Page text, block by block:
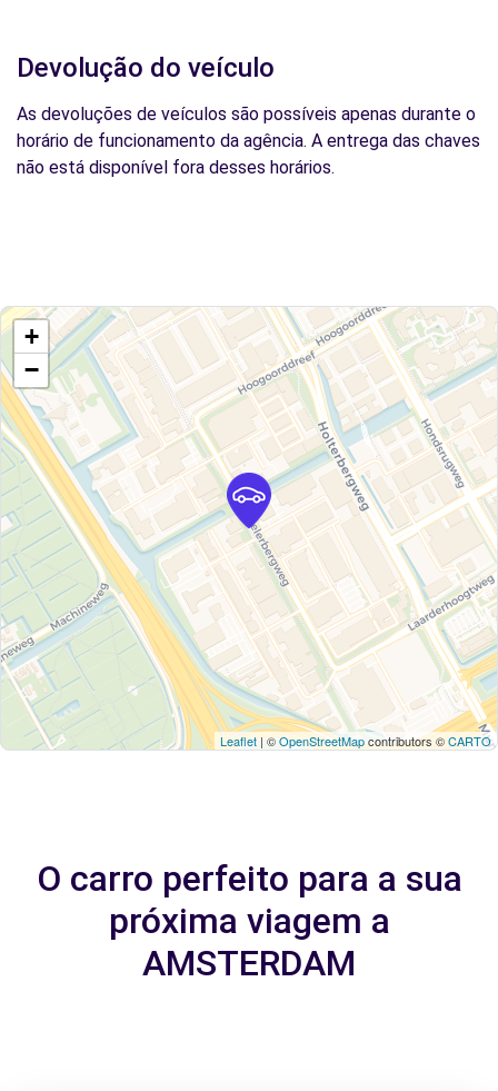
Devolução do veículo
As devoluções de veículos são possíveis apenas durante o
horário de funcionamento da agência. A entrega das chaves
não está disponível fora desses horários.
+
−
Leaflet| ©OpenStreetMapcontributors ©CARTO
O carro perfeito para a sua
próxima viagem a
AMSTERDAM